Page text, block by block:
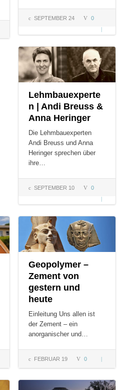
A. Auer, A.
SEPTEMBER 24
0
Anton
Andrea
Rieger-
Lehmbauexperte
n | Andi Breuss &
Anna Heringer
Die Lehmbauexperten
Andi Breuss und Anna
Heringer sprechen über
ihre…
SEPTEMBER 10
0
Claudius
Geopolymer –
Zement von
gestern und
heute
Einleitung Uns allen ist
der Zement – ein
anorganischer und…
FEBRUAR 19 0
– Zement
von